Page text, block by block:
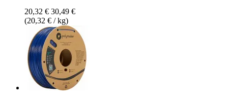
20,32 € 30,49 €
(20,32 € / kg)